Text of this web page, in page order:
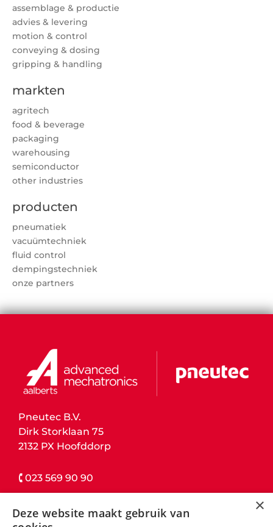
assemblage & productie
advies & levering
motion & control
conveying & dosing
gripping & handling
markten
agritech
food & beverage
packaging
warehousing
semiconductor
other industries
producten
pneumatiek
vacuümtechniek
fluid control
dempingstechniek
onze partners
Pneutec B.V.
Dirk Storklaan 75
2132 PX Hoofddorp
🕻 023 569 90 90
contact details ×
Deze website maakt gebruik van